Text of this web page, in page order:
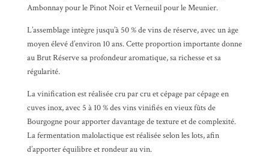
Ambonnay pour le Pinot Noir et Verneuil pour le Meunier.
L’assemblage intègre jusqu’à 50 % de vins de réserve, avec un âge
moyen élevé d’environ 10 ans. Cette proportion importante donne
au Brut Réserve sa profondeur aromatique, sa richesse et sa
régularité.
La vinification est réalisée cru par cru et cépage par cépage en
cuves inox, avec 5 à 10 % des vins vinifiés en vieux fûts de
Bourgogne pour apporter davantage de texture et de complexité.
La fermentation malolactique est réalisée selon les lots, afin
d’apporter équilibre et rondeur au vin.